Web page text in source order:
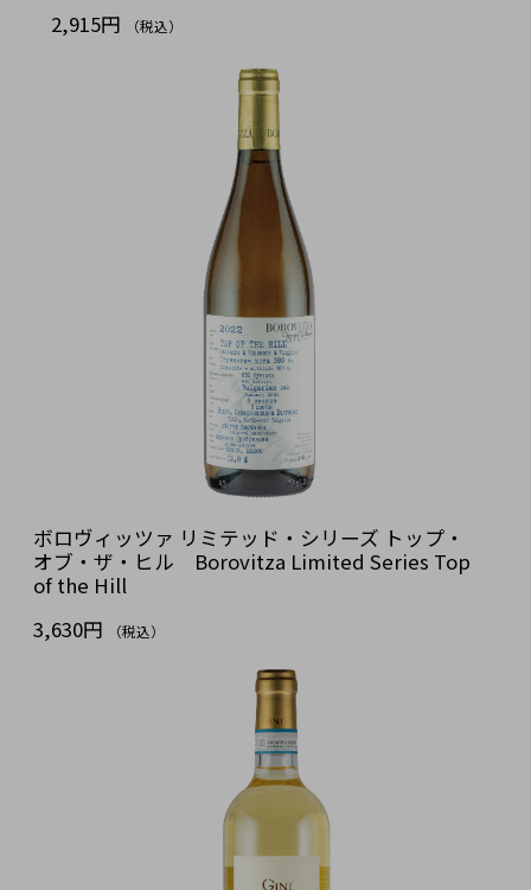
2,915円
（税込）
ボロヴィッツァ リミテッド・シリーズ トップ・
オブ・ザ・ヒル Borovitza Limited Series Top
of the Hill
3,630円
（税込）